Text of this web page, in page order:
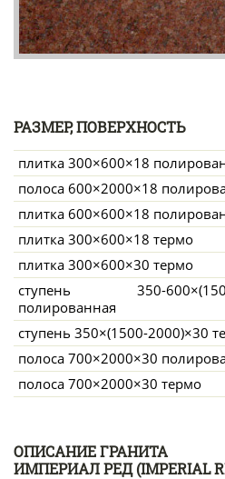
РАЗМЕР, ПОВЕРХНОСТЬ
плитка 300×600×18
полоса 600×2000×18
плитка 600×600×18
плитка 300×600×18 термо
плитка 300×600×30 термо
ступень 350-
полированная
ступень 350×(1500-2000)×30
полоса 700×2000×30
полоса 700×2000×30 термо
ОПИСАНИЕ ГРАНИТА
ИМПЕРИАЛ РЕД (IMPERIAL